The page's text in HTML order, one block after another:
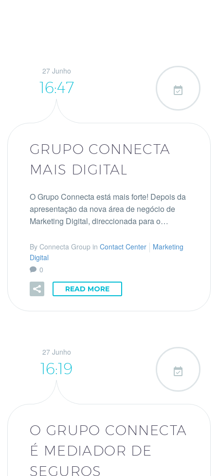

27 Junho
16:47
GRUPO CONNECTA
MAIS DIGITAL
O Grupo Connecta está mais forte! Depois da
apresentação da nova área de negócio de
Marketing Digital, direccionada para o…
By Connecta Group in Contact Center
Marketing
Digital
0
READ MORE

27 Junho
16:19
O GRUPO CONNECTA
É MEDIADOR DE
SEGUROS